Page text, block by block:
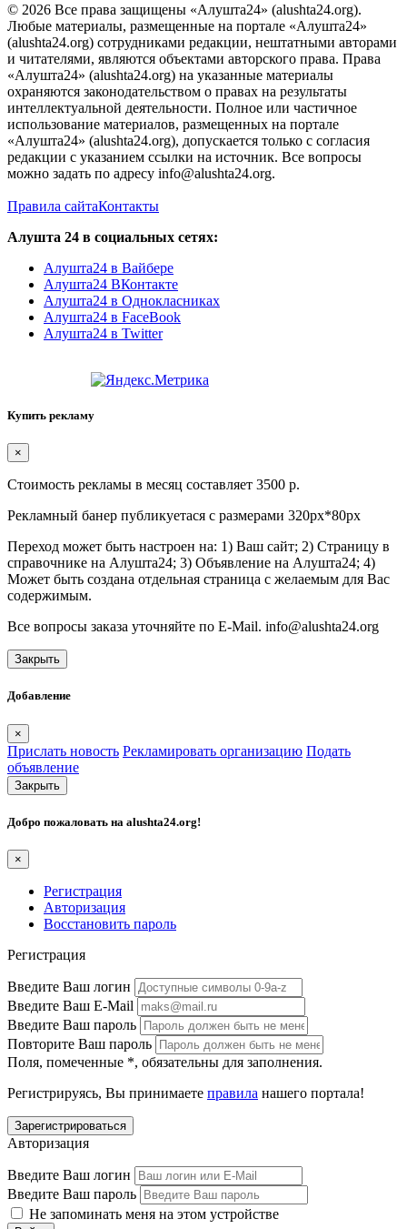
© 2026 Все права защищены «Алушта24» (alushta24.org).
Любые материалы, размещенные на портале «Алушта24»
(alushta24.org) сотрудниками редакции, нештатными авторами
и читателями, являются объектами авторского права. Права
«Алушта24» (alushta24.org) на указанные материалы
охраняются законодательством о правах на результаты
интеллектуальной деятельности. Полное или частичное
использование материалов, размещенных на портале
«Алушта24» (alushta24.org), допускается только с согласия
редакции с указанием ссылки на источник. Все вопросы
можно задать по адресу info@alushta24.org.
Правила сайтаКонтакты
Алушта 24 в социальных сетях:
Алушта24 в Вайбере
Алушта24 ВКонтакте
Алушта24 в Однокласниках
Алушта24 в FaceBook
Алушта24 в Twitter
Купить рекламу
×
Стоимость рекламы в месяц составляет 3500 р.
Рекламный банер публикуетася с размерами 320px*80px
Переход может быть настроен на: 1) Ваш сайт; 2) Страницу в
справочнике на Алушта24; 3) Объявление на Алушта24; 4)
Может быть создана отдельная страница с желаемым для Вас
содержимым.
Все вопросы заказа уточняйте по E-Mail. info@alushta24.org
Закрыть
Добавление
×
Прислать новость Рекламировать организацию Подать
объявление
Закрыть
Добро пожаловать на alushta24.org!
×
Регистрация
Авторизация
Восстановить пароль
Регистрация
Введите Ваш логин
Введите Ваш E-Mail
Введите Ваш пароль
Повторите Ваш пароль
Поля, помеченные *, обязательны для заполнения.
Регистрируясь, Вы принимаете правила нашего портала!
Авторизация
Введите Ваш логин
Введите Ваш пароль
Не запоминать меня на этом устройстве